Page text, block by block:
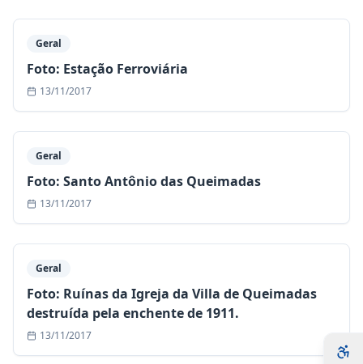
Geral
Foto: Estação Ferroviária
13/11/2017
Geral
Foto: Santo Antônio das Queimadas
13/11/2017
Geral
Foto: Ruínas da Igreja da Villa de Queimadas
destruída pela enchente de 1911.
13/11/2017